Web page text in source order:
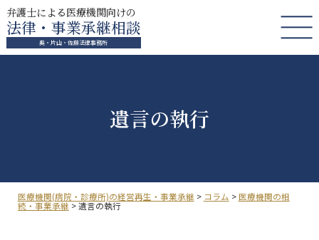
弁護士による医療機関向けの
法律・事業承継相談
奥・片山・佐藤法律事務所
遺言の執行
医療機関(病院・診療所)の経営再生・事業承継> コラム >医療機関の相
続・事業承継>遺言の執行